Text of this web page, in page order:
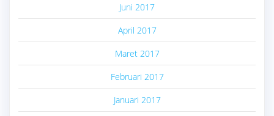
Juni 2017
April 2017
Maret 2017
Februari 2017
Januari 2017